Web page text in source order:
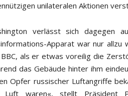
unilateralen Aktionen
verlässt sich dagegen
Apparat war nur
als er etwas voreilig die
das Gebäude hinter ihm
Opfer russischer Luftangriffe
Luft waren«, stellt Präsident